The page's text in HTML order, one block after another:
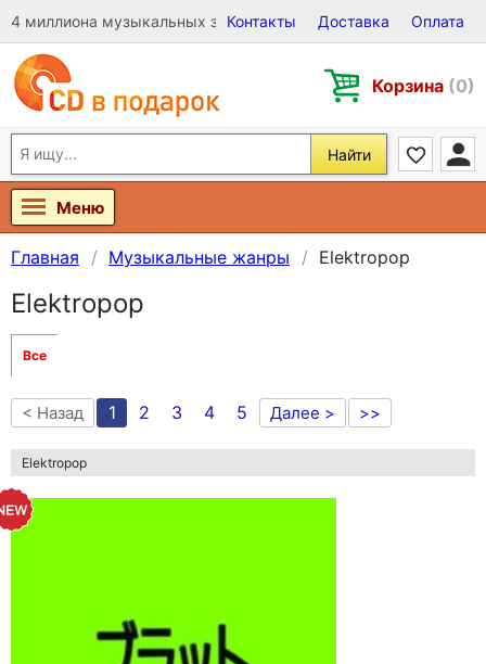
4 миллиона музыкальных записей на Виниле, CD и DVD
Контакты Доставка Оплата
Корзина (0)
Найти
Меню
Главная Музыкальные жанры Elektropop
Elektropop
Все
< Назад 1 2 3 4 5 Далее > >>
Elektropop